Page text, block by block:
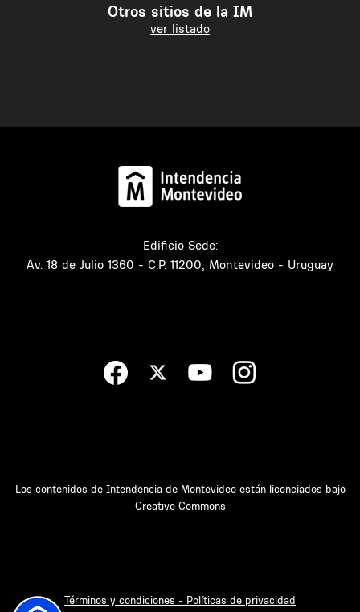
Otros sitios de la IM
ver listado
Edificio Sede:
Av. 18 de Julio 1360 - C.P. 11200, Montevideo - Uruguay
Los contenidos de Intendencia de Montevideo están licenciados bajo
Creative Commons
Términos y condiciones - Políticas de privacidad